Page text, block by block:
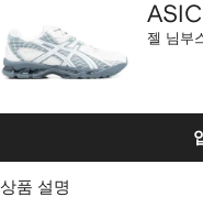
스
그
리
드
패
젤 님부
상품 설명